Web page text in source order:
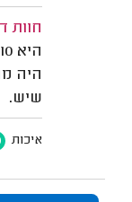
חוות
היה
שיש.
איכות